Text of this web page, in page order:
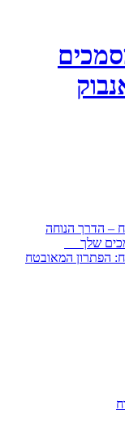
– הדרך הנוחה
שלך
הפתרון המאובטח